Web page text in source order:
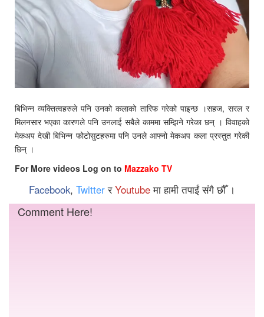
बिभिन्न व्यक्तित्वहरुले पनि उनको कलाको तारिफ गरेको पाइन्छ ।सहज, सरल र
मिलनसार भएका कारणले पनि उनलाई सबैले काममा सम्झिने गरेका छन् । विवाहको
मेकअप देखी बिभिन्न फोटोसुटहरुमा पनि उनले आफ्नो मेकअप कला प्रस्तुत गरेकी
छिन् ।
For More videos Log on to Mazzako TV
Facebook, TwitterरYoutubeमा हामी तपाईं संगै छौँ ।
Comment Here!